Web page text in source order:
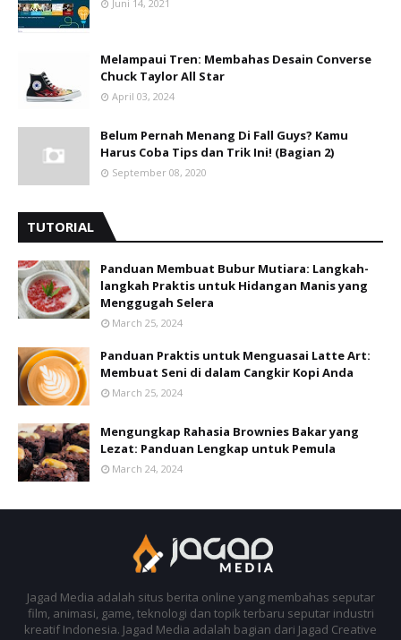
Juni 14, 2021
Melampaui Tren: Membahas Desain Converse
Chuck Taylor All Star
April 03, 2024
Belum Pernah Menang Di Fall Guys? Kamu
Harus Coba Tips dan Trik Ini! (Bagian 2)
September 08, 2020
TUTORIAL
Panduan Membuat Bubur Mutiara: Langkah-
langkah Praktis untuk Hidangan Manis yang
Menggugah Selera
March 25, 2024
Panduan Praktis untuk Menguasai Latte Art:
Membuat Seni di dalam Cangkir Kopi Anda
March 25, 2024
Mengungkap Rahasia Brownies Bakar yang
Lezat: Panduan Lengkap untuk Pemula
March 24, 2024
Jagad Media adalah situs berita online yang membahas seputar
film, animasi, game, teknologi dan topik terbaru seputar industri
kreatif Indonesia. Jagad Media adalah bagian dari Jagad Creative